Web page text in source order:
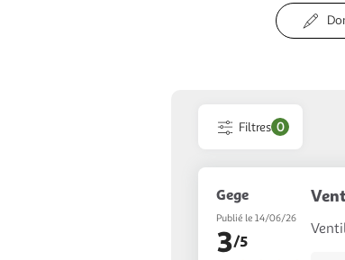
Filtres 0
Gege
Publié le 14/06/26
3/5